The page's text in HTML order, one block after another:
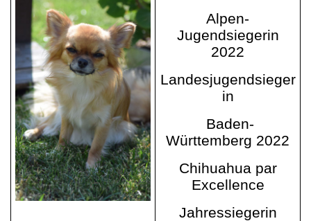
Alpen-
Jugendsiegerin
2022
Landesjugendsieger
in
Baden-
Württemberg 2022
Chihuahua par
Excellence
Jahressiegerin